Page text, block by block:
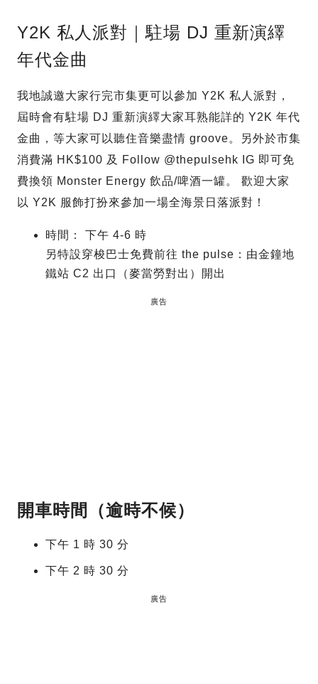
Y2K 私人派對｜駐場 DJ 重新演繹
年代金曲
我地誠邀大家行完市集更可以參加 Y2K 私人派對，
屆時會有駐場 DJ 重新演繹大家耳熟能詳的 Y2K 年代
金曲，等大家可以聽住音樂盡情 groove。另外於市集
消費滿 HK$100 及 Follow @thepulsehk IG 即可免
費換領 Monster Energy 飲品/啤酒一罐。 歡迎大家
以 Y2K 服飾打扮來參加一場全海景日落派對！
時間： 下午 4-6 時
另特設穿梭巴士免費前往 the pulse：由金鐘地
鐵站 C2 出口（麥當勞對出）開出
廣告
開車時間（逾時不候）
下午 1 時 30 分
下午 2 時 30 分
廣告